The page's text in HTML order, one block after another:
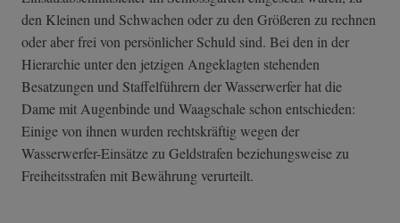
den Kleinen und Schwachen oder zu den Größeren zu rechnen
oder aber frei von persönlicher Schuld sind. Bei den in der
Hierarchie unter den jetzigen Angeklagten stehenden
Besatzungen und Staffelführern der Wasserwerfer hat die
Dame mit Augenbinde und Waagschale schon entschieden:
Einige von ihnen wurden rechtskräftig wegen der
Wasserwerfer-Einsätze zu Geldstrafen beziehungsweise zu
Freiheitsstrafen mit Bewährung verurteilt.